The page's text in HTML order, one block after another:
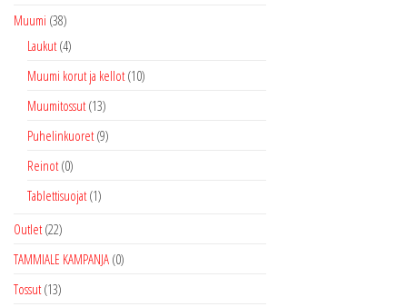
Muumi (38)
Laukut (4)
Muumi korut ja kellot (10)
Muumitossut (13)
Puhelinkuoret (9)
Reinot (0)
Tablettisuojat (1)
Outlet (22)
TAMMIALE KAMPANJA (0)
Tossut (13)